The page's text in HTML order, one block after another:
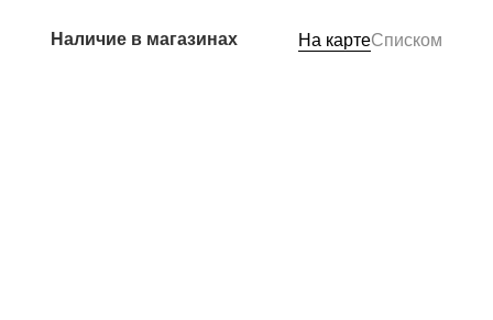
Наличие в магазинах На картеСписком